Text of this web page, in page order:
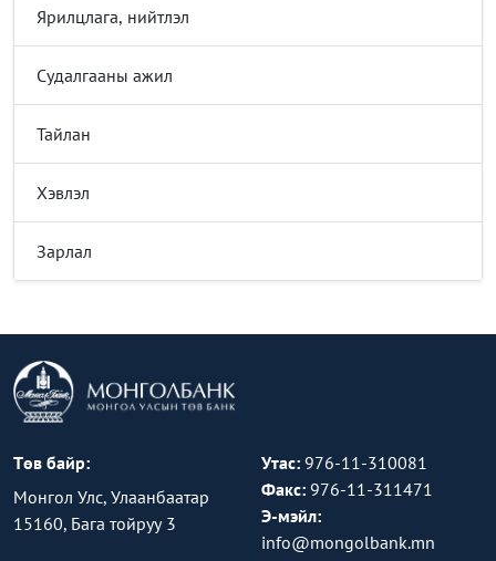
Ярилцлага, нийтлэл
Судалгааны ажил
Тайлан
Хэвлэл
Зарлал
Төв байр:
Монгол Улс, Улаанбаатар
15160, Бага тойруу 3
Утас: 976-11-310081
Факс: 976-11-311471
Э-мэйл:
info@mongolbank.mn